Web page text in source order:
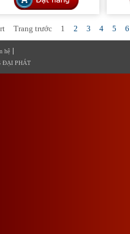
Trang trước 1 2 3 4 5 6
hệ
ĐẠI PHÁT